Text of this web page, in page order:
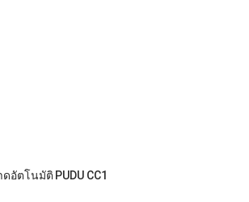
ตโนมัติ PUDU CC1